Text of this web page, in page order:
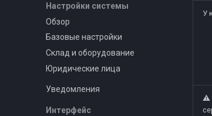
Настройки системы
Обзор
Базовые настройки
Склад и оборудование
Юридические лица
Уведомления
Интерфейс
У
⚠️